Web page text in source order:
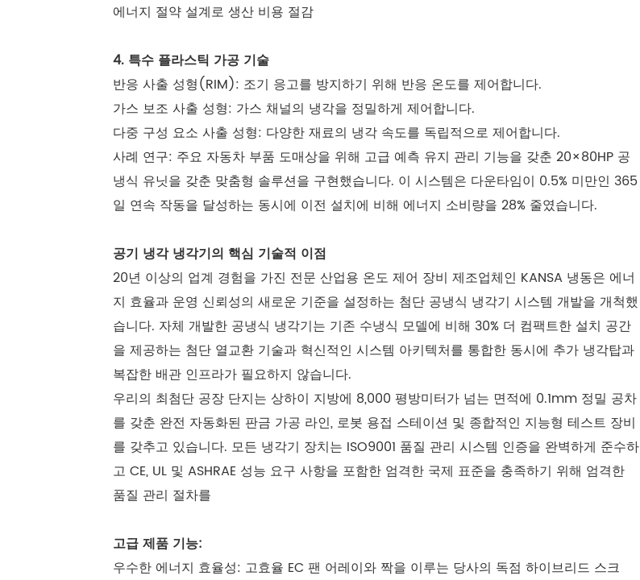
에너지 절약 설계로 생산 비용 절감
4. 특수 플라스틱 가공 기술
반응 사출 성형(RIM): 조기 응고를 방지하기 위해 반응 온도를 제어합니다.
가스 보조 사출 성형: 가스 채널의 냉각을 정밀하게 제어합니다.
다중 구성 요소 사출 성형: 다양한 재료의 냉각 속도를 독립적으로 제어합니다.
사례 연구: 주요 자동차 부품 도매상을 위해 고급 예측 유지 관리 기능을 갖춘 20×80HP 공
냉식 유닛을 갖춘 맞춤형 솔루션을 구현했습니다. 이 시스템은 다운타임이 0.5% 미만인 365
일 연속 작동을 달성하는 동시에 이전 설치에 비해 에너지 소비량을 28% 줄였습니다.
공기 냉각 냉각기의 핵심 기술적 이점
20년 이상의 업계 경험을 가진 전문 산업용 온도 제어 장비 제조업체인 KANSA 냉동은 에너
지 효율과 운영 신뢰성의 새로운 기준을 설정하는 첨단 공냉식 냉각기 시스템 개발을 개척했
습니다. 자체 개발한 공냉식 냉각기는 기존 수냉식 모델에 비해 30% 더 컴팩트한 설치 공간
을 제공하는 첨단 열교환 기술과 혁신적인 시스템 아키텍처를 통합한 동시에 추가 냉각탑과
복잡한 배관 인프라가 필요하지 않습니다.
우리의 최첨단 공장 단지는 상하이 지방에 8,000 평방미터가 넘는 면적에 0.1mm 정밀 공차
를 갖춘 완전 자동화된 판금 가공 라인, 로봇 용접 스테이션 및 종합적인 지능형 테스트 장비
를 갖추고 있습니다. 모든 냉각기 장치는 ISO9001 품질 관리 시스템 인증을 완벽하게 준수하
고 CE, UL 및 ASHRAE 성능 요구 사항을 포함한 엄격한 국제 표준을 충족하기 위해 엄격한
품질 관리 절차를
고급 제품 기능:
우수한 에너지 효율성: 고효율 EC 팬 어레이와 짝을 이루는 당사의 독점 하이브리드 스크